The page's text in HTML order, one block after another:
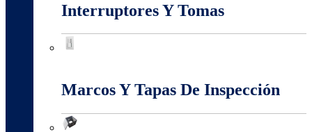
Interruptores Y Tomas
Marcos Y Tapas De Inspección